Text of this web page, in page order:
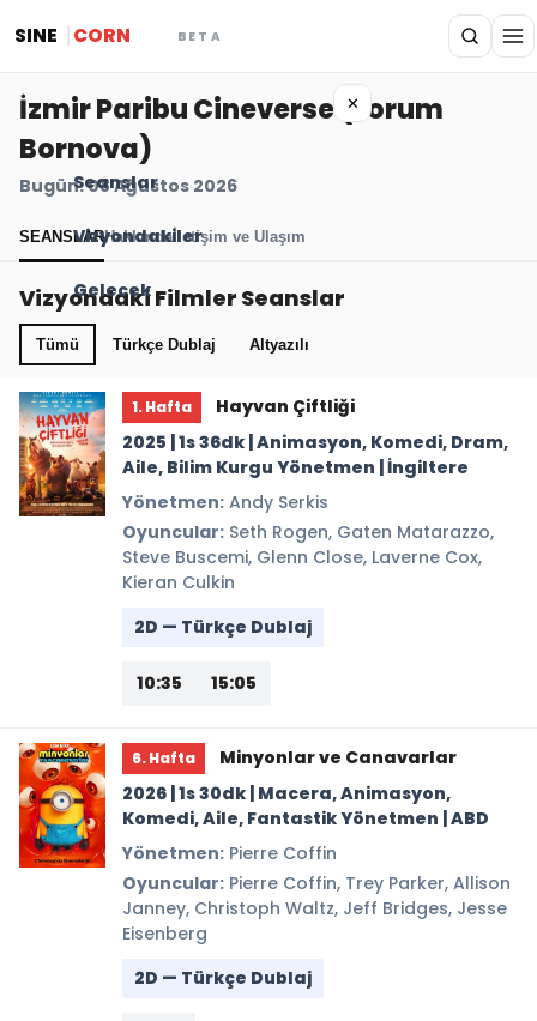
SINE CORN BETA
✕
Seanslar
Vizyondakiler
Gelecek
İzmir Paribu Cineverse (Forum
Bornova)
Bugün: 08 Ağustos 2026
SEANSLARHakkındaİletişim ve Ulaşım
Vizyondaki Filmler Seanslar
Tümü Türkçe Dublaj Altyazılı
1. Hafta
Hayvan Çiftliği
2025 | 1s 36dk | Animasyon, Komedi, Dram,
Aile, Bilim Kurgu Yönetmen | İngiltere
Yönetmen: Andy Serkis
Oyuncular: Seth Rogen, Gaten Matarazzo,
Steve Buscemi, Glenn Close, Laverne Cox,
Kieran Culkin
2D — Türkçe Dublaj
10:35 15:05
6. Hafta
Minyonlar ve Canavarlar
2026 | 1s 30dk | Macera, Animasyon,
Komedi, Aile, Fantastik Yönetmen | ABD
Yönetmen: Pierre Coffin
Oyuncular: Pierre Coffin, Trey Parker, Allison
Janney, Christoph Waltz, Jeff Bridges, Jesse
Eisenberg
2D — Türkçe Dublaj